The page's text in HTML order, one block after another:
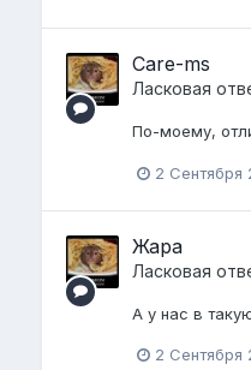
Care-ms
Ласковая
По-моему,
2 Сентября
Жара
Ласковая
А у нас в
2 Сентября